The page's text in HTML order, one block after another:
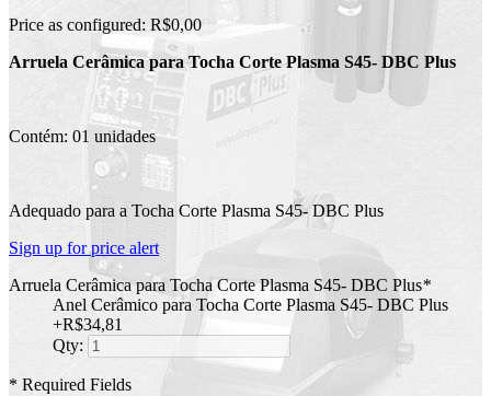
Price as configured: R$0,00
Arruela Cerâmica para Tocha Corte Plasma S45- DBC Plus
Contém: 01 unidades
Adequado para a Tocha Corte Plasma S45- DBC Plus
Sign up for price alert
Arruela Cerâmica para Tocha Corte Plasma S45- DBC Plus*
Anel Cerâmico para Tocha Corte Plasma S45- DBC Plus
+R$34,81
Qty:
* Required Fields